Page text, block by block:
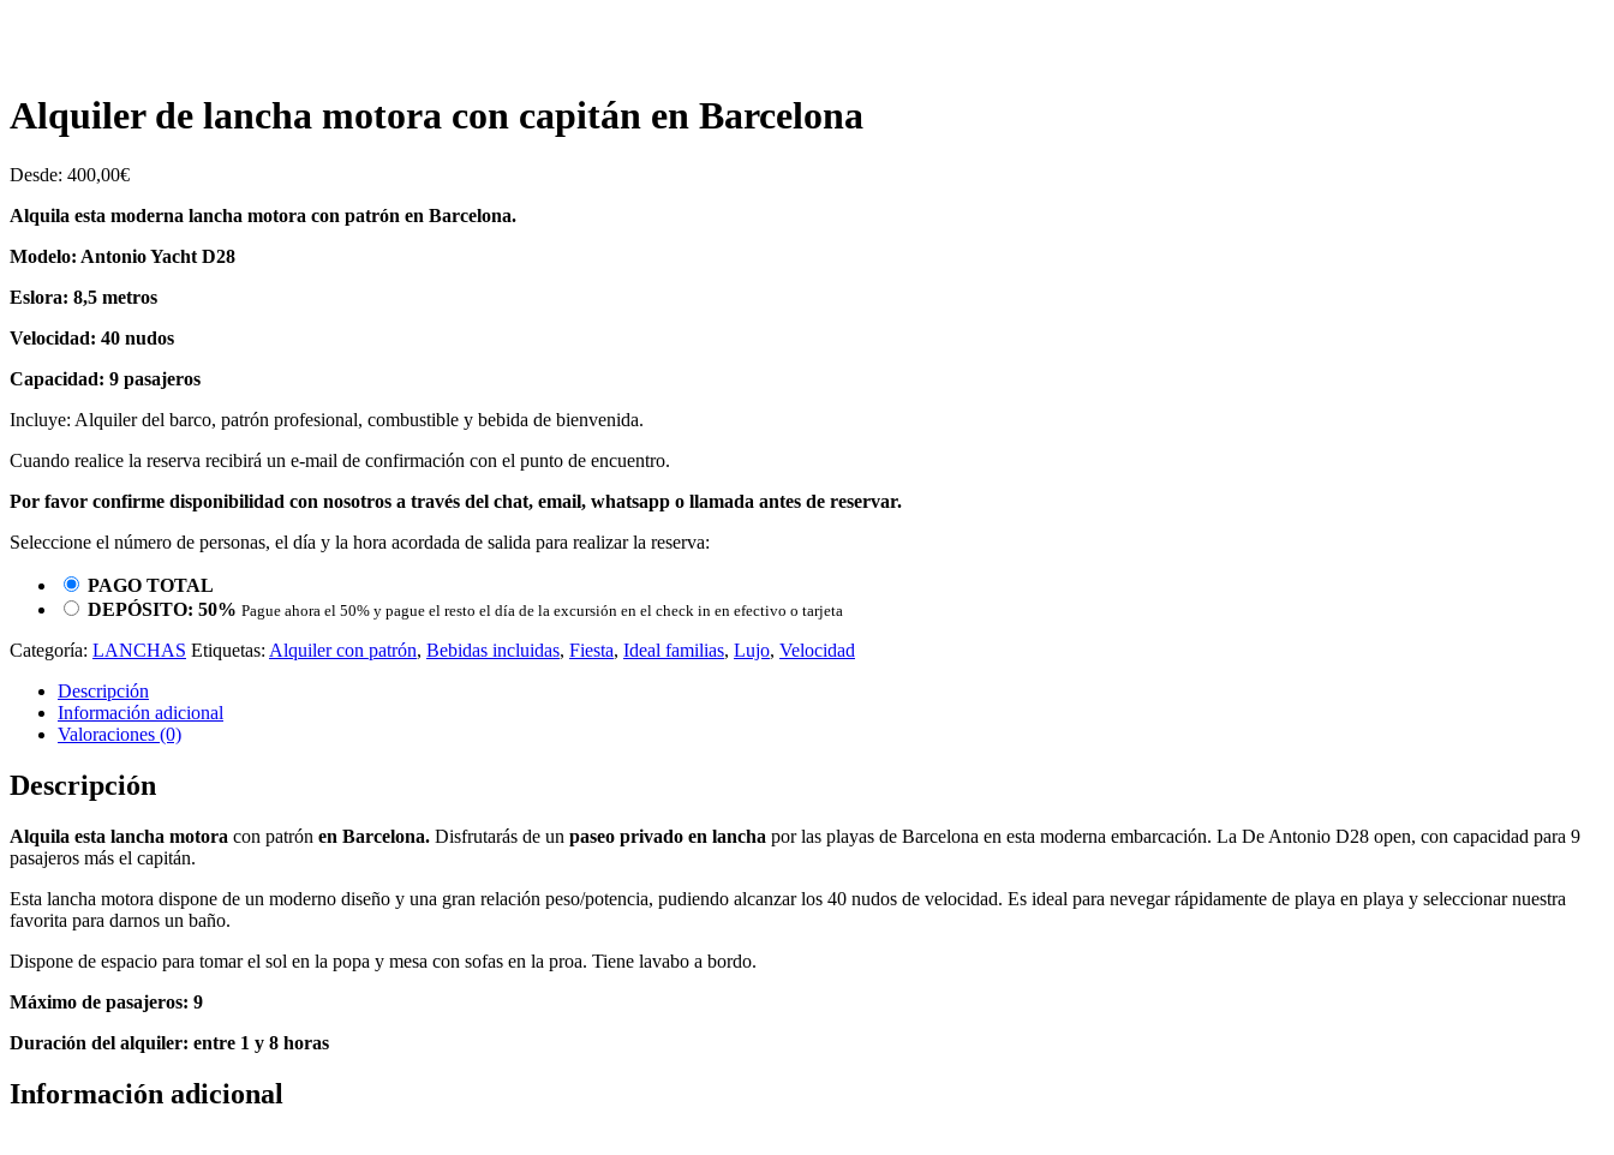
Alquiler de lancha motora con capitán en Barcelona
Desde: 400,00€
Alquila esta moderna lancha motora con patrón en Barcelona.
Modelo: Antonio Yacht D28
Eslora: 8,5 metros
Velocidad: 40 nudos
Capacidad: 9 pasajeros
Incluye: Alquiler del barco, patrón profesional, combustible y bebida de bienvenida.
Cuando realice la reserva recibirá un e-mail de confirmación con el punto de encuentro.
Por favor confirme disponibilidad con nosotros a través del chat, email, whatsapp o llamada antes de reservar.
Seleccione el número de personas, el día y la hora acordada de salida para realizar la reserva:
PAGO TOTAL
DEPÓSITO: 50% Pague ahora el 50% y pague el resto el día de la excursión en el check in en efectivo o tarjeta
Categoría: LANCHAS Etiquetas: Alquiler con patrón, Bebidas incluidas, Fiesta, Ideal familias, Lujo, Velocidad
Descripción
Información adicional
Valoraciones (0)
Descripción
Alquila esta lancha motora con patrón en Barcelona. Disfrutarás de un paseo privado en lancha por las playas de Barcelona en esta moderna embarcación. La De Antonio D28 open, con capacidad para 9
pasajeros más el capitán.
Esta lancha motora dispone de un moderno diseño y una gran relación peso/potencia, pudiendo alcanzar los 40 nudos de velocidad. Es ideal para nevegar rápidamente de playa en playa y seleccionar nuestra
favorita para darnos un baño.
Dispone de espacio para tomar el sol en la popa y mesa con sofas en la proa. Tiene lavabo a bordo.
Máximo de pasajeros: 9
Duración del alquiler: entre 1 y 8 horas
Información adicional